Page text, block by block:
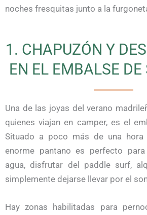
noches fresquitas junto a la
1. CHAPUZÓN Y
EN EL EMBALSE
Una de las joyas del verano
quienes viajan en camper, es el
Situado a poco más de una
enorme pantano es perfecto
agua, disfrutar del paddle surf,
simplemente dejarse llevar por el
Hay zonas habilitadas para